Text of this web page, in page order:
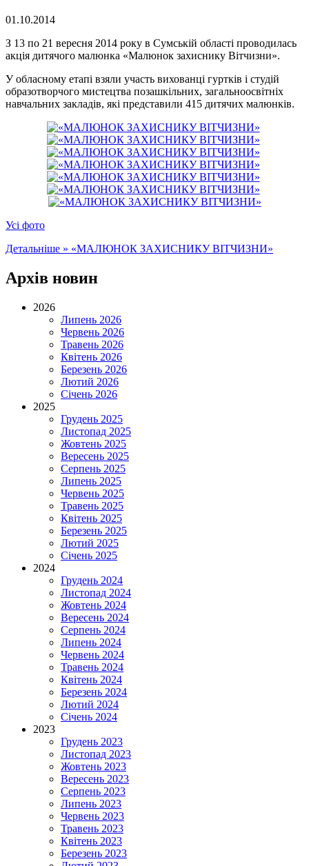
01.10.2014
З 13 по 21 вересня 2014 року в Сумській області проводилась
акція дитячого малюнка «Малюнок захиснику Вітчизни».
У обласному етапі взяли участь вихованці гуртків і студій
образотворчого мистецтва позашкільних, загальноосвітніх
навчальних закладів, які представили 415 дитячих малюнків.
Усі фото
Детальніше » «МАЛЮНОК ЗАХИСНИКУ ВІТЧИЗНИ»
Архів новин
2026
Липень 2026
Червень 2026
Травень 2026
Квітень 2026
Березень 2026
Лютий 2026
Січень 2026
2025
Грудень 2025
Листопад 2025
Жовтень 2025
Вересень 2025
Серпень 2025
Липень 2025
Червень 2025
Травень 2025
Квітень 2025
Березень 2025
Лютий 2025
Січень 2025
2024
Грудень 2024
Листопад 2024
Жовтень 2024
Вересень 2024
Серпень 2024
Липень 2024
Червень 2024
Травень 2024
Квітень 2024
Березень 2024
Лютий 2024
Січень 2024
2023
Грудень 2023
Листопад 2023
Жовтень 2023
Вересень 2023
Серпень 2023
Липень 2023
Червень 2023
Травень 2023
Квітень 2023
Березень 2023